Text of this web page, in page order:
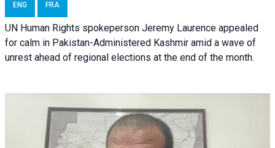
ENG FRA
UN Human Rights spokeperson Jeremy Laurence appealed
for calm in Pakistan-Administered Kashmir amid a wave of
unrest ahead of regional elections at the end of the month.